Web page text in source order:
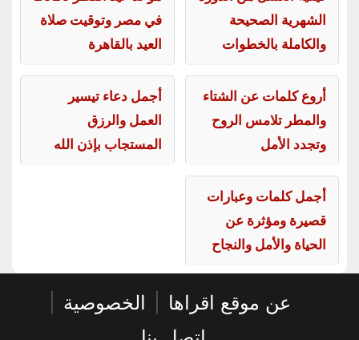
الشهرية الصحيحة
والكاملة بالخطوات
في مصر وتوقيت صلاة
العيد بالقاهرة
أروع كلمات عن الشتاء
والمطر تلامس الروح
وتجدد الأمل
أجمل دعاء تيسير
العمل والرزق
المستجاب بإذن الله
أجمل كلمات وعبارات
قصيرة ومؤثرة عن
الحياة والأمل والنجاح
عن موقع اقراها الخصوصية